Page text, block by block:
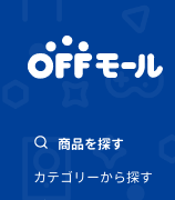
商品を探す
カテゴリーから探す